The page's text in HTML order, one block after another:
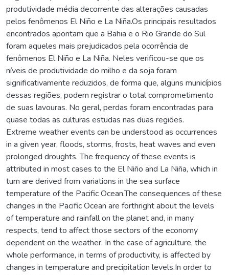
produtividade média decorrente das alterações causadas
pelos fenômenos El Niño e La Niña.Os principais resultados
encontrados apontam que a Bahia e o Rio Grande do Sul
foram aqueles mais prejudicados pela ocorrência de
fenômenos El Niño e La Niña. Neles verificou-se que os
níveis de produtividade do milho e da soja foram
significativamente reduzidos, de forma que, alguns municípios
dessas regiões, podem registrar o total comprometimento
de suas lavouras. No geral, perdas foram encontradas para
quase todas as culturas estudas nas duas regiões.
Extreme weather events can be understood as occurrences
in a given year, floods, storms, frosts, heat waves and even
prolonged droughts. The frequency of these events is
attributed in most cases to the El Niño and La Niña, which in
turn are derived from variations in the sea surface
temperature of the Pacific Ocean.The consequences of these
changes in the Pacific Ocean are forthright about the levels
of temperature and rainfall on the planet and, in many
respects, tend to affect those sectors of the economy
dependent on the weather. In the case of agriculture, the
whole performance, in terms of productivity, is affected by
changes in temperature and precipitation levels.In order to